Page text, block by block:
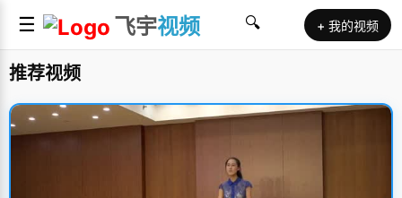
☰ 飞宇视频 🔍 + 我的视频
推荐视频